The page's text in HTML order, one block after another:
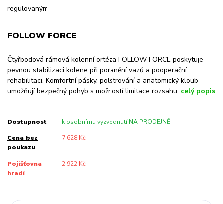
FOLLOW FORCE
Čtyřbodová rámová kolenní ortéza FOLLOW FORCE poskytuje
pevnou stabilizaci kolene při poranění vazů a pooperační
rehabilitaci. Komfortní pásky, polstrování a anatomický kloub
umožňují bezpečný pohyb s možností limitace rozsahu. celý popis
Dostupnost k osobnímu vyzvednutí NA PRODEJNĚ
Cena bez
poukazu
7 628 Kč
Pojišťovna
hradí
2 922 Kč